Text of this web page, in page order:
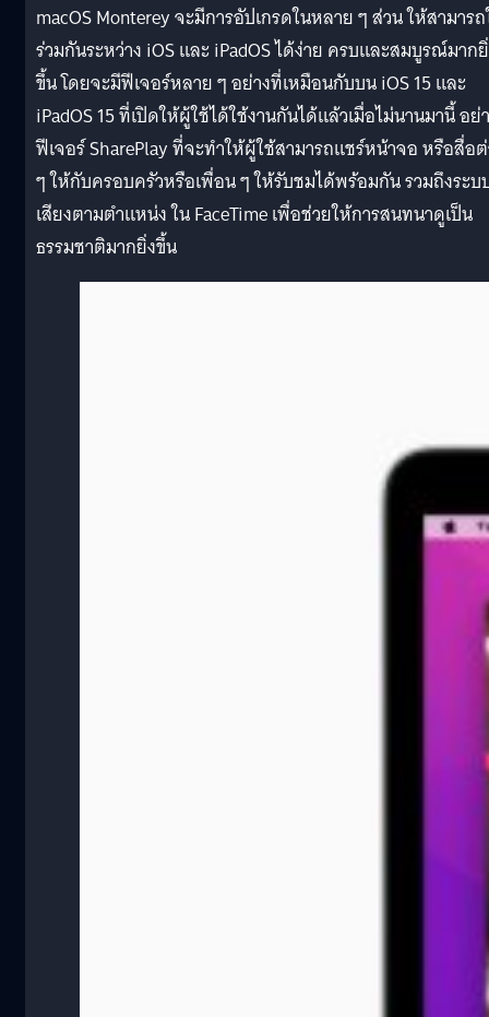
macOS Monterey จะมีการอัปเกรดในหลาย ๆ ส่วน ให้สามาร
ร่วมกันระหว่าง iOS และ iPadOS ได้ง่าย ครบและสมบูรณ์มาก
ขึ้น โดยจะมีฟีเจอร์หลาย ๆ อย่างที่เหมือนกับบน iOS 15 และ
iPadOS 15 ที่เปิดให้ผู้ใช้ได้ใช้งานกันได้แล้วเมื่อไม่นานมานี้ อย่
ฟีเจอร์ SharePlay ที่จะทำให้ผู้ใช้สามารถแชร์หน้าจอ หรือสื่อ
ๆ ให้กับครอบครัวหรือเพื่อน ๆ ให้รับชมได้พร้อมกัน รวมถึงระบ
เสียงตามตำแหน่ง ใน FaceTime เพื่อช่วยให้การสนทนาดูเป็น
ธรรมชาติมากยิ่งขึ้น